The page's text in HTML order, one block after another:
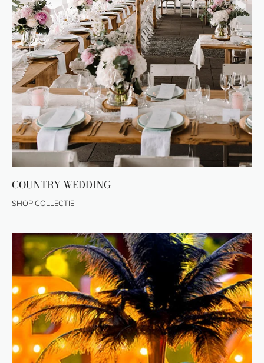
COUNTRY WEDDING
SHOP COLLECTIE